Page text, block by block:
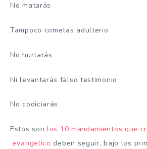
No matarás
Tampoco cometas adulterio
No hurtarás
Ni levantarás falso testimonio
No codiciarás
Estos son los 10 mandamientos que
evangelico deben seguir, bajo los